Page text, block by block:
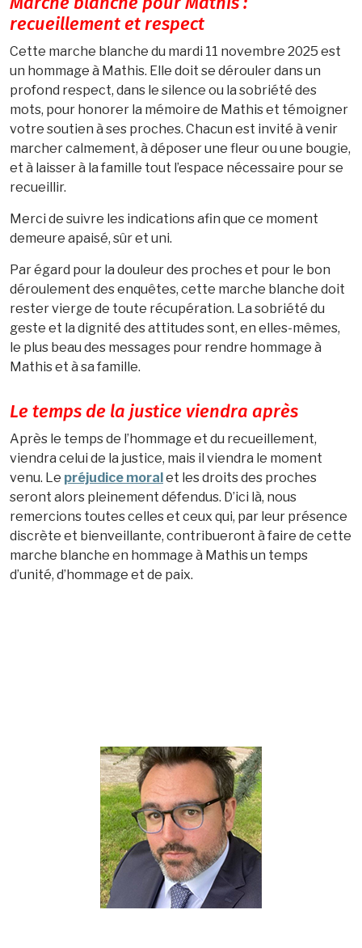
Marche blanche pour Mathis :
recueillement et respect
Cette marche blanche du mardi 11 novembre 2025 est
un hommage à Mathis. Elle doit se dérouler dans un
profond respect, dans le silence ou la sobriété des
mots, pour honorer la mémoire de Mathis et témoigner
votre soutien à ses proches. Chacun est invité à venir
marcher calmement, à déposer une fleur ou une bougie,
et à laisser à la famille tout l’espace nécessaire pour se
recueillir.
Merci de suivre les indications afin que ce moment
demeure apaisé, sûr et uni.
Par égard pour la douleur des proches et pour le bon
déroulement des enquêtes, cette marche blanche doit
rester vierge de toute récupération. La sobriété du
geste et la dignité des attitudes sont, en elles-mêmes,
le plus beau des messages pour rendre hommage à
Mathis et à sa famille.
Le temps de la justice viendra après
Après le temps de l’hommage et du recueillement,
viendra celui de la justice, mais il viendra le moment
venu. Le préjudice moralet les droits des proches
seront alors pleinement défendus. D’ici là, nous
remercions toutes celles et ceux qui, par leur présence
discrète et bienveillante, contribueront à faire de cette
marche blanche en hommage à Mathis un temps
d’unité, d’hommage et de paix.